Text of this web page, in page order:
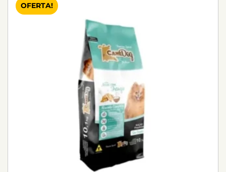
OFERTA!